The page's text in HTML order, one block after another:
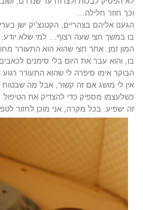
וכך חוזר חלילה…
הגענו אליהם בצהריים, הקטנצ’יק ישן
בו במשך חצי שעה רצוף… למי שלא יודע,
המון זמן. אחר חצי שהוא הוא התעורר
בו, והוא עבר את היום בלי סימנים לכאבים.
הבוקר אימו סיפרה לי שהוא התעורר
אין לי מושג אם זה קשור, אבל מה שבטוח
כשלעצמו מספיק כדי להצדיק את
זה ישפיע. בכל מקרה, אני מוכן לחזור